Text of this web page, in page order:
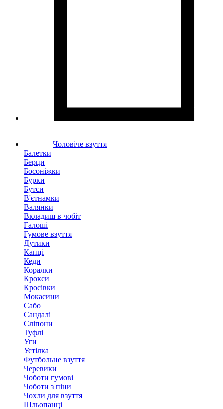
Чоловіче взуття
Балетки
Берци
Босоніжки
Бурки
Бутси
В'єтнамки
Валянки
Вкладиш в чобіт
Галоші
Гумове взуття
Дутики
Капці
Кеди
Коралки
Крокси
Кросівки
Мокасини
Сабо
Сандалі
Сліпони
Туфлі
Уги
Устілка
Футбольне взуття
Черевики
Чоботи гумові
Чоботи з піни
Чохли для взуття
Шльопанці